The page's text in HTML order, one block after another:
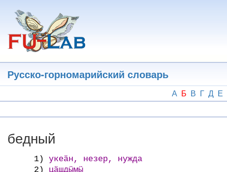
основному
содержанию
Русско-горномарийский словарь
А Б В Г Д Е
бедный
1)
укеӓн, незер, нужда
2)
цӓшдӹмӹ